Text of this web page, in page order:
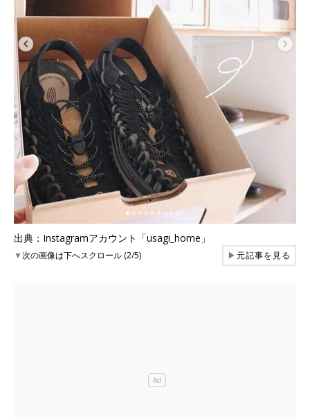
出典：Instagramアカウント「usagi_home」
▼次の画像は下へスクロール (2/5) ▶元記事を見る